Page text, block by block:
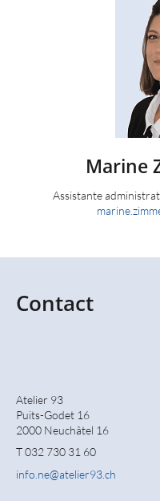
Marine
Assistante
Contact
Atelier 93
Puits-Godet 16
2000 Neuchâtel 16
T 032 730 31 60
info.ne@atelier93.ch